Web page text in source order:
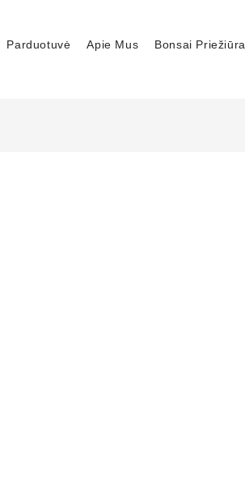
Parduotuvė Apie Mus Bonsai Priežiūra